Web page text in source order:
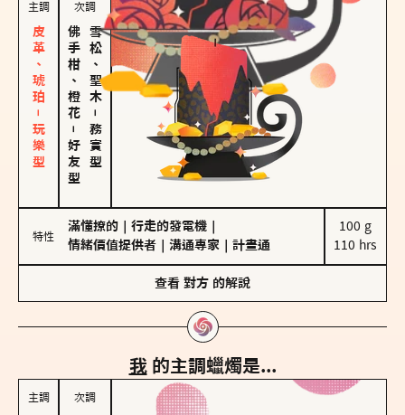
主調
皮革、琥珀－玩樂型
次調
佛手柑、橙花
－
好友型
雪松、聖木
－
務實型
特性
滿懂撩的 行走的發電機
情緒價值提供者
溝通專家 計畫通
100 g
110 hrs
查看 對方 的解說
我 的主調蠟燭是...
主調 次調